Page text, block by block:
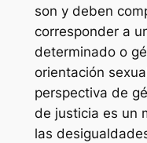
son y deben
corresponder a
determinado o
orientación
perspectiva de
de justicia es un
las